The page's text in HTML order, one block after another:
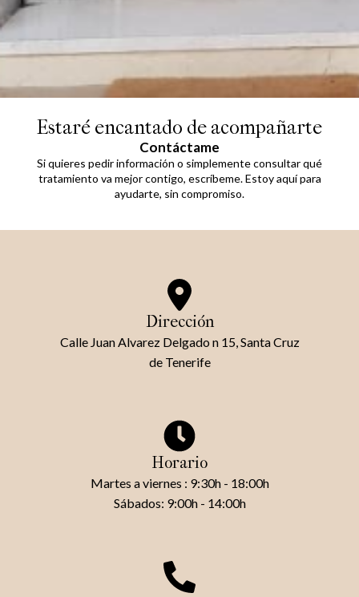
Estaré encantado de acompañarte
Contáctame
Si quieres pedir información o simplemente consultar qué
tratamiento va mejor contigo, escríbeme. Estoy aquí para
ayudarte, sin compromiso.
Dirección
Calle Juan Alvarez Delgado n 15, Santa Cruz
de Tenerife
Horario
Martes a viernes : 9:30h - 18:00h
Sábados: 9:00h - 14:00h